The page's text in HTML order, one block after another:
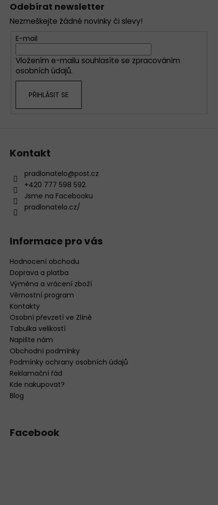
Odebírat newsletter
Nezmeškejte žádné novinky či slevy!
E-mail
Vložením e-mailu souhlasíte se zpracováním
osobních údajů.
PŘIHLÁSIT SE
Kontakt
pradlonatelo@post.cz
+420 777 598 592
Jsme na Facebooku
pradlonatelo.cz/
Informace pro vás
Hodnocení obchodu
Doprava a platba
Výměna a vrácení zboží
Věrnostní program
Kontakty
Osobní převzetí ve Zlíně
Tabulka velikostí
Napište nám
Obchodní podmínky
Podmínky ochrany osobních údajů
Reklamační řád
Kde nakupovat?
Blog
Facebook